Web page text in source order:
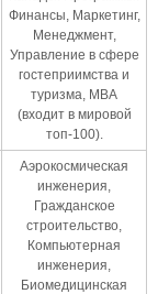
Финансы, Маркетинг,
Менеджмент,
Управление в сфере
гостеприимства и
туризма, MBA
(входит в мировой
топ-100).
Аэрокосмическая
инженерия,
Гражданское
строительство,
Компьютерная
инженерия,
Биомедицинская